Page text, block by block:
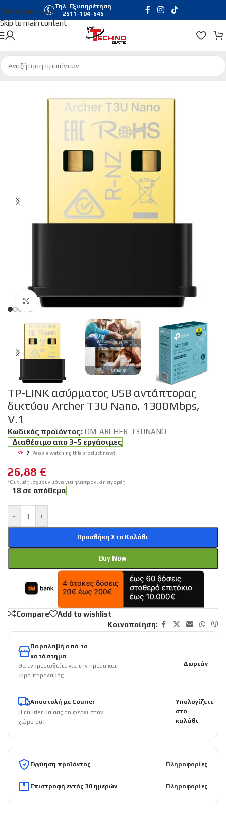
Skip to navigation
Skip to main content
Τηλ. Εξυπηρέτηση
2511-104-545
Αρχική σελίδα/Δικτυακά/Κεραίες WiFi | Bluetooth
Click to enlarge
TP-LINK ασύρματος USB αντάπτορας
δικτύου Archer T3U Nano, 1300Mbps,
V.1
Κωδικός προϊόντος: DM-ARCHER-T3UNANO
Διαθέσιμο απο 3-5 εργάσιμες
7 People watching this product now!
26,88 €
*Οι τιμές ισχύουν μόνο για ηλεκτρονικές αγορές.
18 σε απόθεμα
- +
Προσθήκη Στο Καλάθι
Buy Now
Compare
Add to wishlist
Κοινοποίηση:
Παραλαβή από το
κατάστημα
Θα ενημερωθείτε για την ημέρα και
ώρα παραλαβής.
Δωρεάν
Αποστολή με Courier
Η courier θα σας το φέρει στον
χώρο σας.
Υπολογίζετε
στο
καλάθι
Εγγύηση προϊόντος Πληροφορίες
Επιστροφή εντός 30 ημερών Πληροφορίες